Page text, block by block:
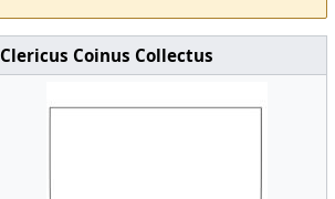
Clericus Coinus Collectus